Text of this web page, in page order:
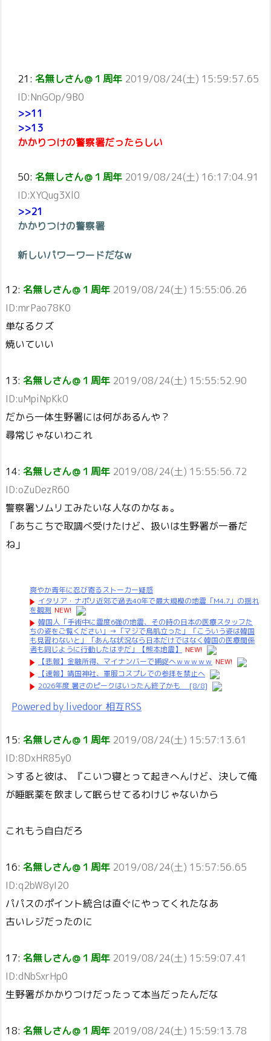
21: 名無しさん＠１周年 2019/08/24(土) 15:59:57.65
ID:NnGOp/9B0
>>11
>>13
かかりつけの警察署だったらしい
50: 名無しさん＠１周年 2019/08/24(土) 16:17:04.91
ID:XYQug3Xl0
>>21
かかりつけの警察署
新しいパワーワードだなw
12: 名無しさん＠１周年 2019/08/24(土) 15:55:06.26
ID:mrPao78K0
単なるクズ
焼いていい
13: 名無しさん＠１周年 2019/08/24(土) 15:55:52.90
ID:uMpiNpKk0
だから一体生野署には何があるんや？
尋常じゃないわこれ
14: 名無しさん＠１周年 2019/08/24(土) 15:55:56.72
ID:oZuDezR60
警察署ソムリエみたいな人なのかなぁ。
「あちこちで取調べ受けたけど、扱いは生野署が一番だ
ね」
爽やか青年に忍び寄るストーカー疑惑
イタリア・ナポリ近郊で過去40年で最大規模の地震「M4.7」の揺れ
を観測 NEW!
韓国人「手術中に震度6強の地震、その時の日本の医療スタッフた
ちの姿をご覧ください」→「マジで鳥肌立った」「こういう姿は韓国
も見習わないと」「あんな状況なら日本だけではなく韓国の医療関係
者も同じように行動したはずだ」【熊本地震】
NEW!
【悲報】金融所得、マイナンバーで捕捉へｗｗｗｗｗ NEW!
【速報】靖国神社、軍服コスプレでの参拝を禁止へ
2026年度 暑さのピークはいったん終了かも [8/8]
Powered by livedoor 相互RSS
15: 名無しさん＠１周年 2019/08/24(土) 15:57:13.61
ID:8DxHR85y0
＞すると彼は、『こいつ寝とって起きへんけど、決して俺
が睡眠薬を飲まして眠らせてるわけじゃないから
これもう自白だろ
16: 名無しさん＠１周年 2019/08/24(土) 15:57:56.65
ID:q2bW8yI20
パパスのポイント統合は直ぐにやってくれたなあ
古いレジだったのに
17: 名無しさん＠１周年 2019/08/24(土) 15:59:07.41
ID:dNbSxrHp0
生野署がかかりつけだったって本当だったんだな
18: 名無しさん＠１周年 2019/08/24(土) 15:59:13.78